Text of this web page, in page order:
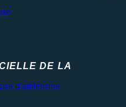
DE LA